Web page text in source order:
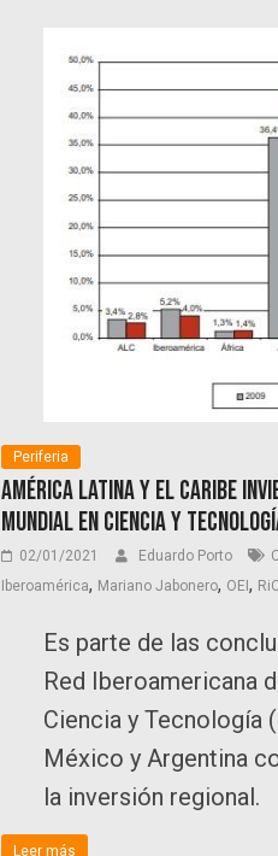
Periferia
América Latina y el Caribe
mundial en ciencia y
02/01/2021 Eduardo Porto
Iberoamérica, Mariano Jabonero, OEI ,
Es parte de las
Red Iberoamericana
Ciencia y Tecnología
México y Argentina
la inversión regional.
Leer más